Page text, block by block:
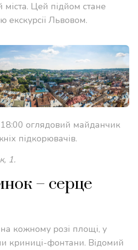
міста. Цей підйом стане
Львовом.
оглядовий майданчик
підкорювачів.
1.
– серце
кожному розі площі, у
криниці-фонтани. Відомий